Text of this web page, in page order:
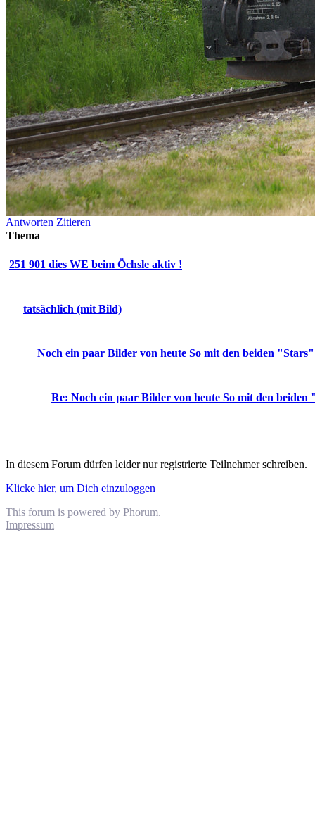
Antworten Zitieren
Thema
251 901 dies WE beim Öchsle aktiv !
tatsächlich (mit Bild)
Noch ein paar Bilder von heute So mit den beiden "Stars"
Re: Noch ein paar Bilder von heute So mit den beiden
In diesem Forum dürfen leider nur registrierte Teilnehmer schreiben.
Klicke hier, um Dich einzuloggen
This forum is powered by Phorum.
Impressum